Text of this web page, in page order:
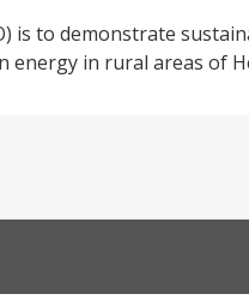
is to demonstrate
in rural areas of